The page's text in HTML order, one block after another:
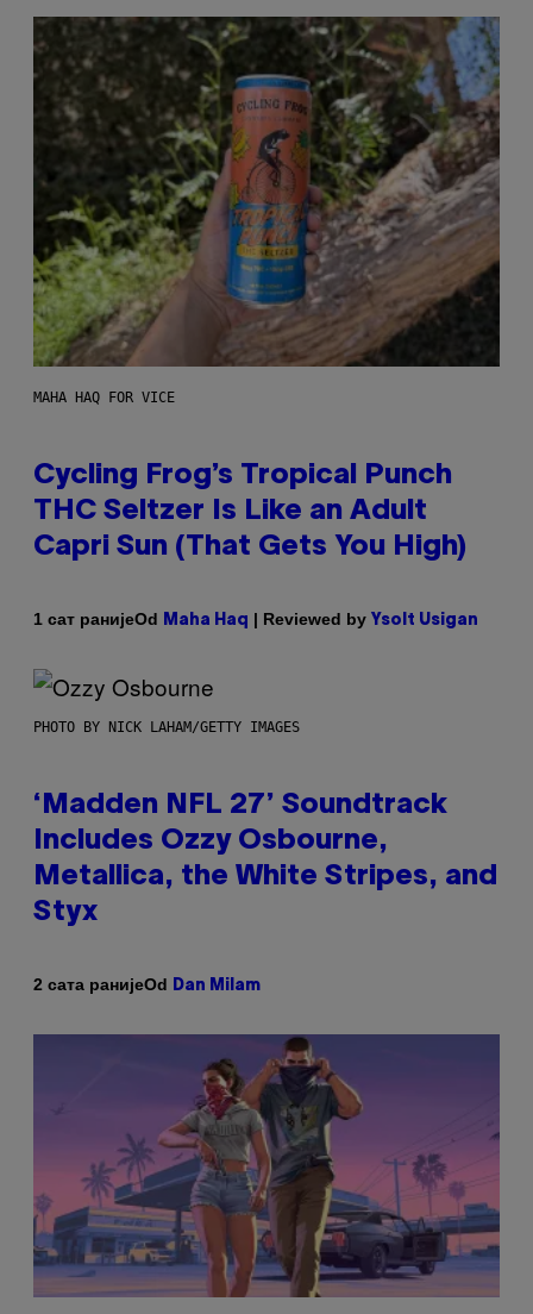
MAHA HAQ FOR VICE
Cycling Frog’s Tropical Punch
THC Seltzer Is Like an Adult
Capri Sun (That Gets You High)
1 сат ранијеOd Maha Haq | Reviewed by Ysolt Usigan
PHOTO BY NICK LAHAM/GETTY IMAGES
‘Madden NFL 27’ Soundtrack
Includes Ozzy Osbourne,
Metallica, the White Stripes, and
Styx
2 сата ранијеOd Dan Milam